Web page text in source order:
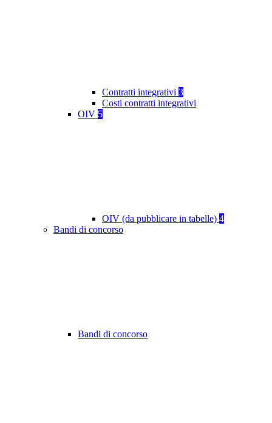
Contratti integrativi 3
Costi contratti integrativi
OIV 5
OIV (da pubblicare in tabelle) 4
Bandi di concorso
Bandi di concorso